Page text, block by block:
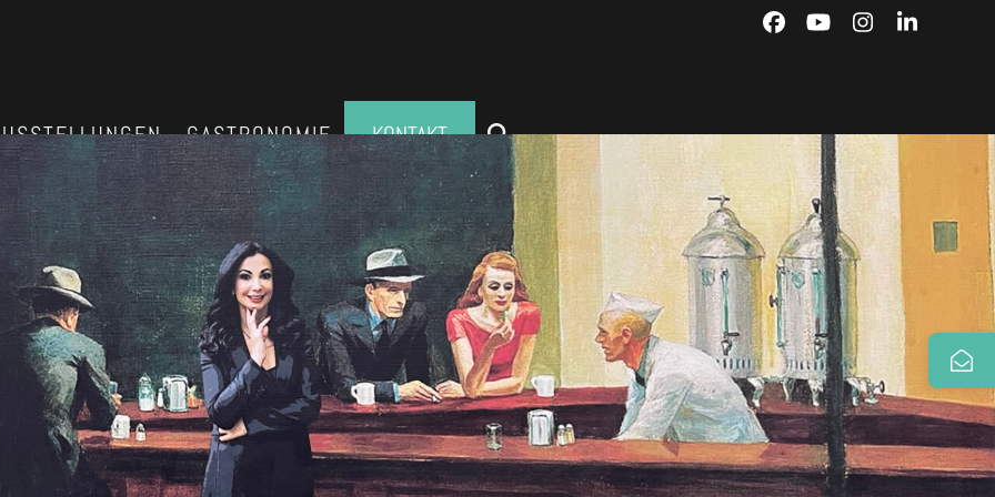
Facebook
YouTubeInstagramLinkedIn
GASTRONOMIE KONTAKT